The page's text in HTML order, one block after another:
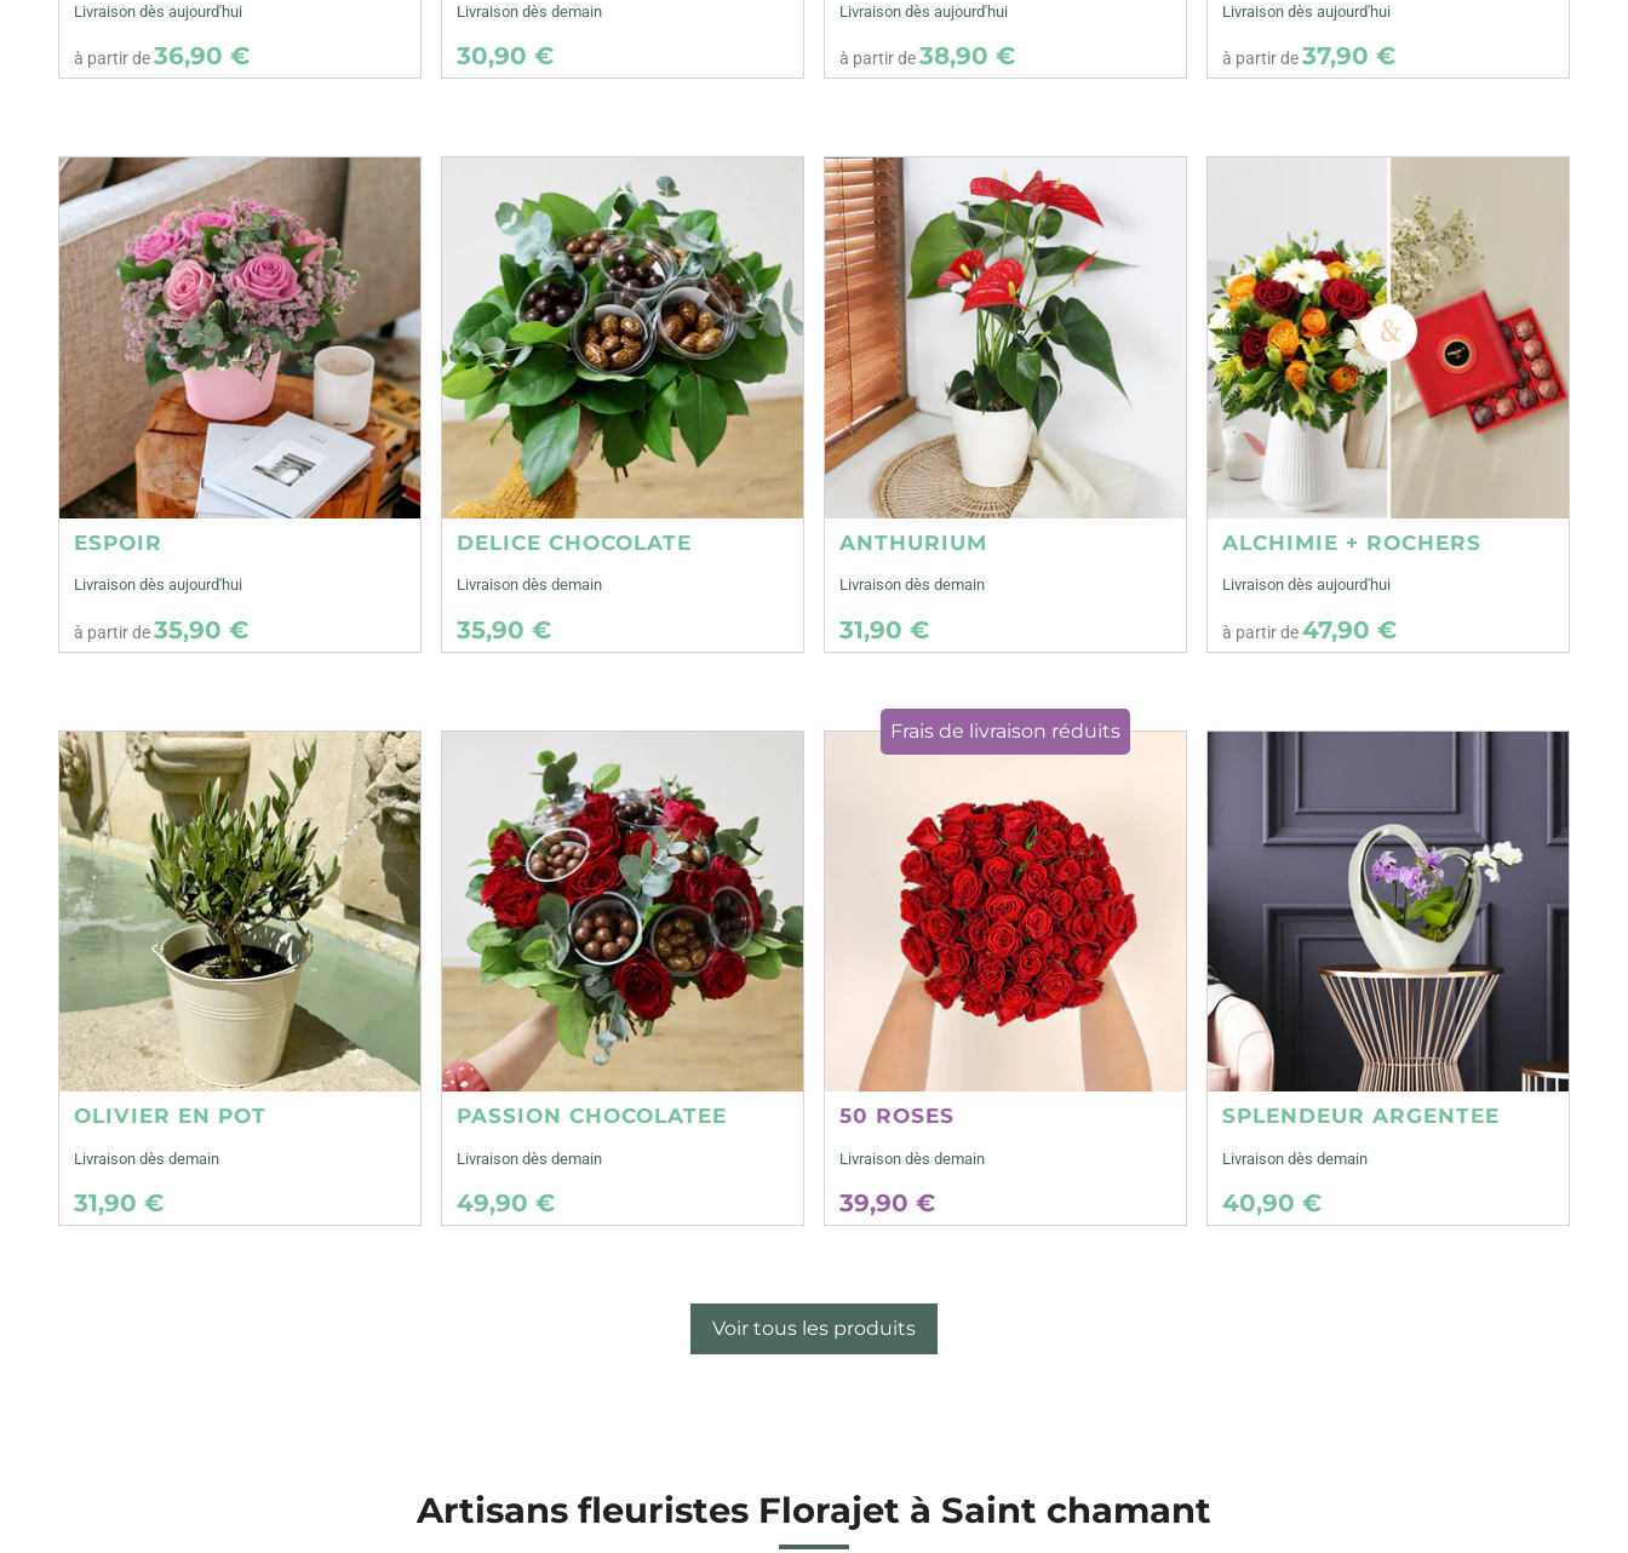
Livraison dès aujourd'hui
à partir de36,90 €
Livraison dès demain
30,90 €
Livraison dès aujourd'hui
à partir de38,90 €
Livraison dès aujourd'hui
à partir de37,90 €
ESPOIR
Livraison dès aujourd'hui
à partir de35,90 €
DELICE CHOCOLATE
Livraison dès demain
35,90 €
ANTHURIUM
Livraison dès demain
31,90 €
ALCHIMIE + ROCHERS
Livraison dès aujourd'hui
à partir de47,90 €
OLIVIER EN POT
Livraison dès demain
31,90 €
PASSION CHOCOLATEE
Livraison dès demain
49,90 €
Frais de livraison réduits
50 ROSES
Livraison dès demain
39,90 €
SPLENDEUR ARGENTEE
Livraison dès demain
40,90 €
Voir tous les produits
Artisans fleuristes Florajet à Saint chamant